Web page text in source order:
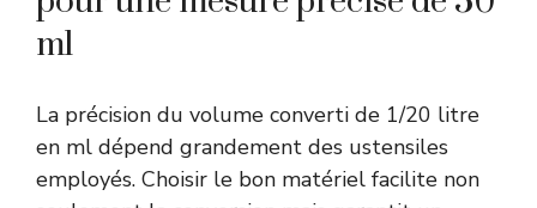
ml
La précision du volume converti de 1/20 litre
en ml dépend grandement des ustensiles
employés. Choisir le bon matériel facilite non